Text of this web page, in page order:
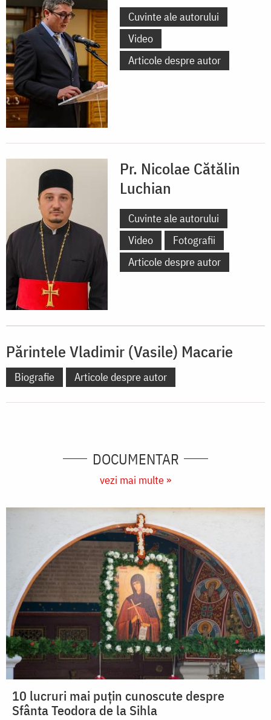
Cuvinte ale autorului
Video
Articole despre autor
Pr. Nicolae Cătălin
Luchian
Cuvinte ale autorului
Video
Fotografii
Articole despre autor
Părintele Vladimir (Vasile) Macarie
Biografie Articole despre autor
DOCUMENTAR
vezi mai multe »
10 lucruri mai puțin cunoscute despre
Sfânta Teodora de la Sihla